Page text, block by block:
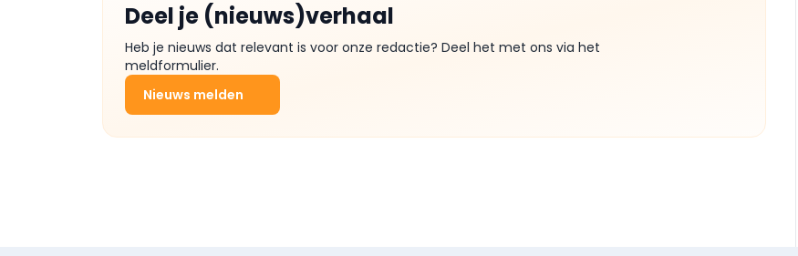
Deel je (nieuws)verhaal
Heb je nieuws dat relevant is voor onze redactie? Deel het met ons via het
meldformulier.
Nieuws melden